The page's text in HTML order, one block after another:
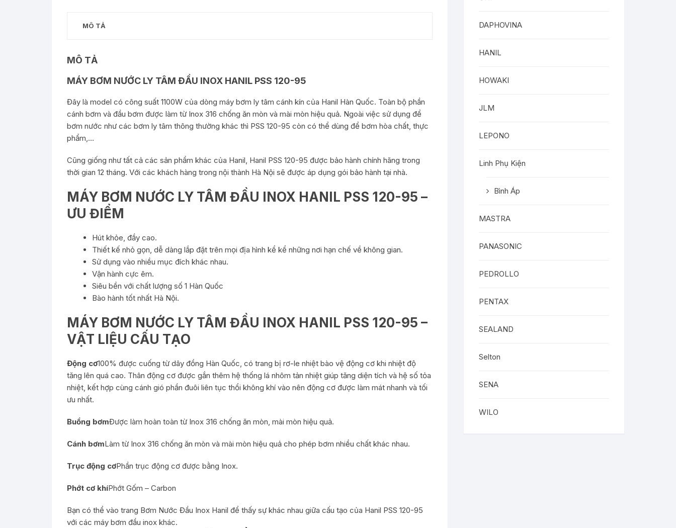
MÔ TẢ
MÔ TẢ
MÁY BƠM NƯỚC LY TÂM ĐẦU INOX HANIL PSS 120-95
Đây là model có công suất 1100W của dòng máy bơm ly tâm cánh kín của Hanil Hàn Quốc. Toàn bộ phần
cánh bơm và đầu bơm được làm từ Inox 316 chống ăn mòn và mài mòn hiệu quả. Ngoài việc sử dụng để
bơm nước như các bơm ly tâm thông thường khác thì PSS 120-95 còn có thể dùng để bơm hòa chất, thực
phẩm,…
Cũng giống như tất cả các sản phẩm khác của Hanil, Hanil PSS 120-95 được bảo hành chính hãng trong
thời gian 12 tháng. Với các khách hàng trong nội thành Hà Nội sẽ được áp dụng gói bảo hành tại nhà.
MÁY BƠM NƯỚC LY TÂM ĐẦU INOX HANIL PSS 120-95 –
ƯU ĐIỂM
Hút khỏe, đầy cao.
Thiết kế nhỏ gọn, dễ dàng lắp đặt trên mọi địa hình kể kể những nơi hạn chế về không gian.
Sử dụng vào nhiều mục đích khác nhau.
Vận hành cực êm.
Siêu bền với chất lượng số 1 Hàn Quốc
Bào hành tốt nhất Hà Nội.
MÁY BƠM NƯỚC LY TÂM ĐẦU INOX HANIL PSS 120-95 –
VẬT LIỆU CẤU TẠO
Động cơ100% được cuống từ dây đồng Hàn Quốc, có trang bị rơ-le nhiệt bào vệ động cơ khi nhiệt độ
tăng lên quá cao. Thân động cơ được gắn thêm hệ thống lá nhôm tản nhiệt giúp tăng diện tích và hệ số tỏa
nhiệt, kết hợp cùng cánh gió phần đuôi liên tục thổi không khí vào nên động cơ được làm mát nhanh và tối
ưu nhất.
Buồng bơmĐược làm hoàn toàn từ Inox 316 chống ăn mòn, mài mòn hiệu quả.
Cánh bơmLàm từ Inox 316 chống ăn mòn và mài mòn hiệu quả cho phép bơm nhiều chất khác nhau.
Trục động cơPhần trục động cơ được bằng Inox.
Phớt cơ khíPhớt Gốm – Carbon
Bạn có thể vào trang Bơm Nước Đầu Inox Hanil để thấy sự khác nhau giữa cấu tạo của Hanil PSS 120-95
với các máy bơm đầu inox khác.
DAPHOVINA
HANIL
HOWAKI
JLM
LEPONO
Linh Phụ Kiện
Bình Áp
MASTRA
PANASONIC
PEDROLLO
PENTAX
SEALAND
Selton
SENA
WILO